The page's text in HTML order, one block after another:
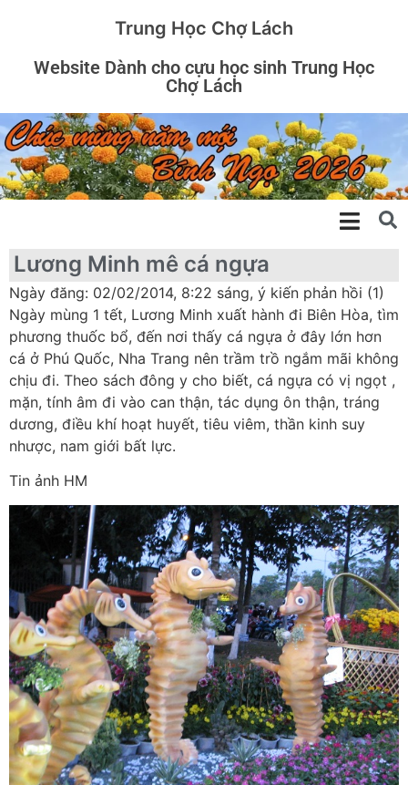
Trung Học Chợ Lách
Website Dành cho cựu học sinh Trung Học
Chợ Lách
Lương Minh mê cá ngựa
Ngày đăng: 02/02/2014, 8:22 sáng, ý kiến phản hồi (1)
Ngày mùng 1 tết, Lương Minh xuất hành đi Biên Hòa, tìm
phương thuốc bổ, đến nơi thấy cá ngựa ở đây lớn hơn
cá ở Phú Quốc, Nha Trang nên trầm trồ ngắm mãi không
chịu đi. Theo sách đông y cho biết, cá ngựa có vị ngọt ,
mặn, tính âm đi vào can thận, tác dụng ôn thận, tráng
dương, điều khí hoạt huyết, tiêu viêm, thần kinh suy
nhược, nam giới bất lực.
Tin ảnh HM